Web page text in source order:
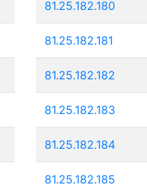
81.25.182.180
81.25.182.181
81.25.182.182
81.25.182.183
81.25.182.184
81.25.182.185